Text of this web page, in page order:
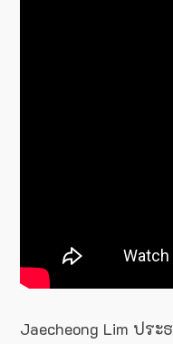
Jaecheong Lim ปร